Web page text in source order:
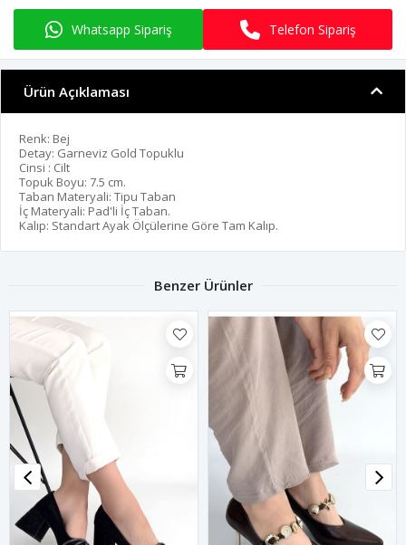
Whatsapp Sipariş Telefon Sipariş
Ürün Açıklaması
Renk: Bej
Detay: Garneviz Gold Topuklu
Cinsi : Cilt
Topuk Boyu: 7.5 cm.
Taban Materyali: Tipu Taban
İç Materyali: Pad'li İç Taban.
Kalıp: Standart Ayak Ölçülerine Göre Tam Kalıp.
Benzer Ürünler